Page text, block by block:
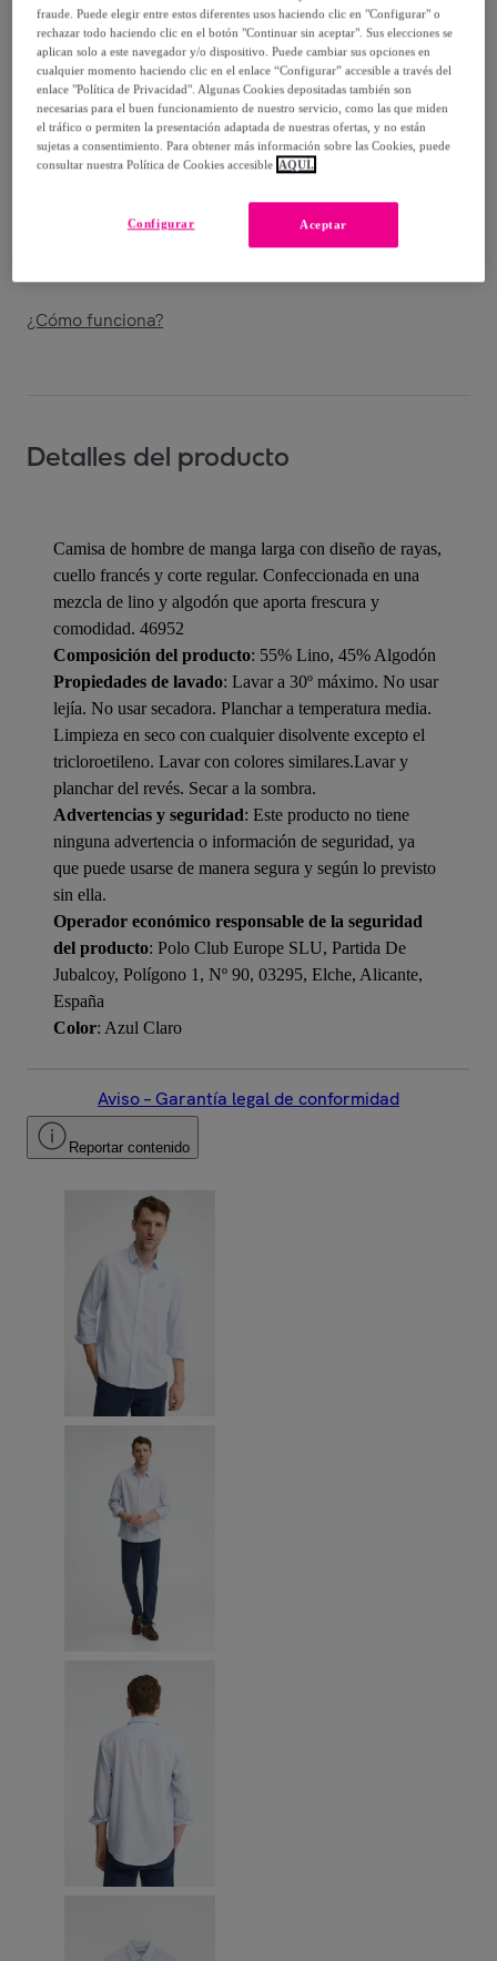
-49%
Vendido porPolo Club
Entrega
Entrega desde
3,96 €
¿Cómo funciona?
Detalles del producto
Camisa de hombre de manga larga con diseño de rayas,
cuello francés y corte regular. Confeccionada en una
mezcla de lino y algodón que aporta frescura y
comodidad. 46952
Composición del producto: 55% Lino, 45% Algodón
Propiedades de lavado: Lavar a 30º máximo. No usar
lejía. No usar secadora. Planchar a temperatura media.
Limpieza en seco con cualquier disolvente excepto el
tricloroetileno. Lavar con colores similares.Lavar y
planchar del revés. Secar a la sombra.
Advertencias y seguridad: Este producto no tiene
ninguna advertencia o información de seguridad, ya
que puede usarse de manera segura y según lo previsto
sin ella.
Operador económico responsable de la seguridad
del producto: Polo Club Europe SLU, Partida De
Jubalcoy, Polígono 1, Nº 90, 03295, Elche, Alicante,
España
Color: Azul Claro
Aviso – Garantía legal de conformidad
Reportar contenido
fraude. Puede elegir entre estos diferentes usos haciendo clic en "Configurar" o
rechazar todo haciendo clic en el botón "Continuar sin aceptar". Sus elecciones se
aplican solo a este navegador y/o dispositivo. Puede cambiar sus opciones en
cualquier momento haciendo clic en el enlace “Configurar” accesible a través del
enlace "Política de Privacidad". Algunas Cookies depositadas también son
necesarias para el buen funcionamiento de nuestro servicio, como las que miden
el tráfico o permiten la presentación adaptada de nuestras ofertas, y no están
sujetas a consentimiento. Para obtener más información sobre las Cookies, puede
consultar nuestra Política de Cookies accesible AQUÍ.
Aceptar
Configurar